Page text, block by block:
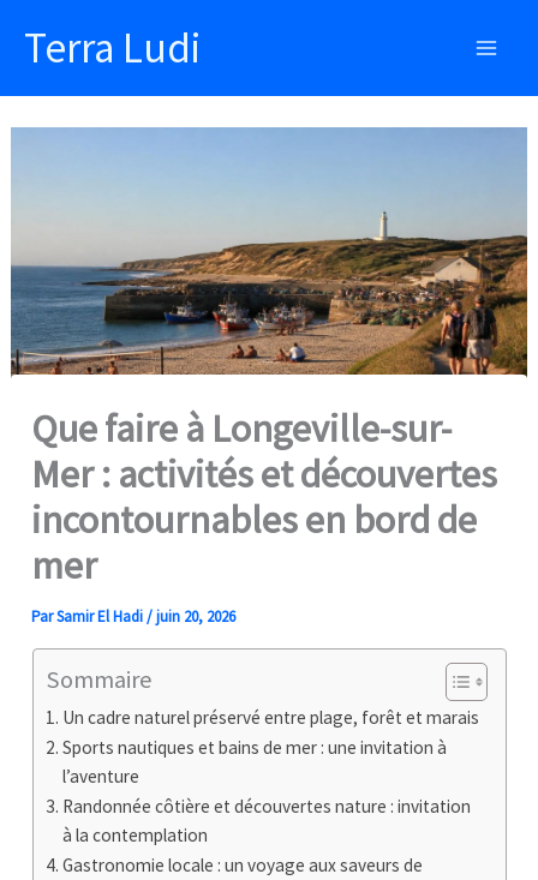
Terra Ludi
Que faire à Longeville-sur-
Mer : activités et découvertes
incontournables en bord de
mer
ParSamir El Hadi/juin 20, 2026
Sommaire
Un cadre naturel préservé entre plage, forêt et marais
Sports nautiques et bains de mer : une invitation à
l’aventure
Randonnée côtière et découvertes nature : invitation
à la contemplation
Gastronomie locale : un voyage aux saveurs de